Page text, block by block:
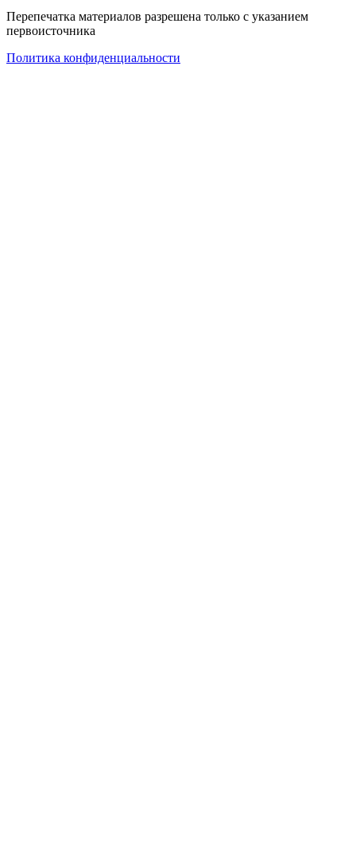
Перепечатка материалов разрешена только с указанием
первоисточника
Политика конфиденциальности